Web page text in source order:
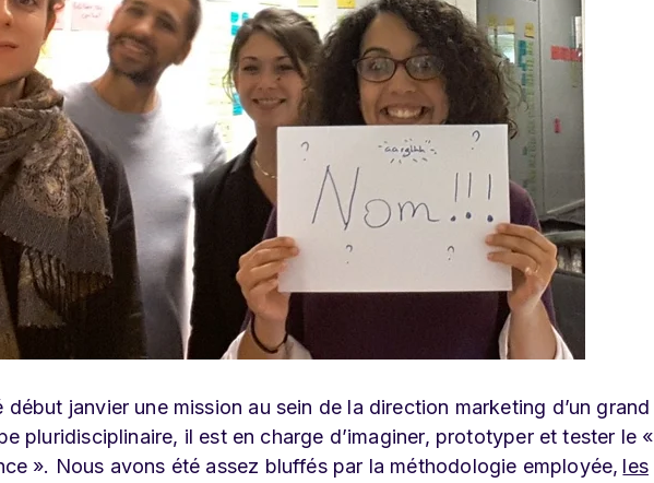
janvier une mission au sein de la direction marketing d’un grand
pluridisciplinaire, il est en charge d’imaginer, prototyper et tester le «
». Nous avons été assez bluffés par la méthodologie employée, les